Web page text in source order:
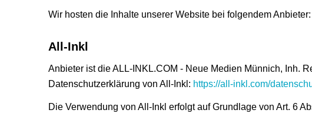
Wir hosten die Inhalte unserer Website bei folgendem Anbieter:
All-Inkl
Anbieter ist die ALL-INKL.COM - Neue Medien Münnich, Inh.
Datenschutzerklärung von All-Inkl: https://all-inkl.com/
Die Verwendung von All-Inkl erfolgt auf Grundlage von Art. 6